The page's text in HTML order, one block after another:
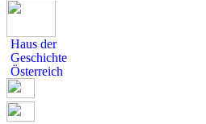
Haus der
Geschichte
Österreich